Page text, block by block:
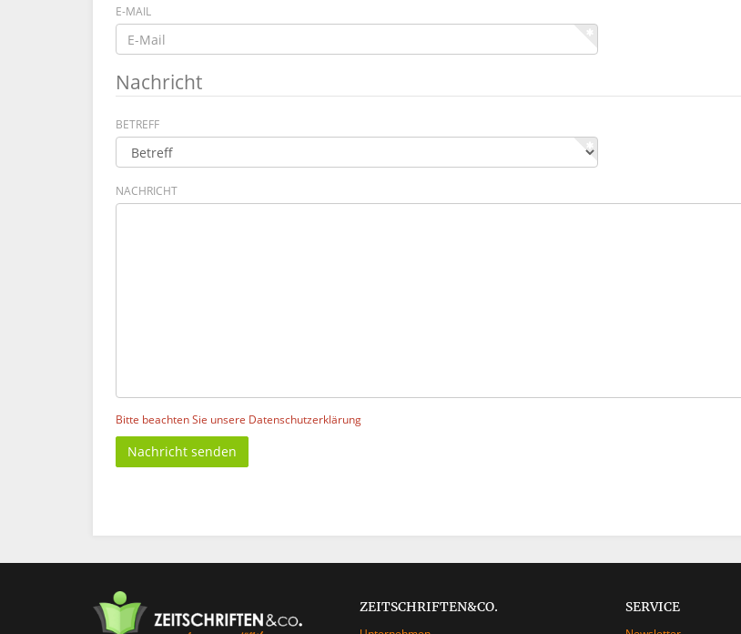
E-MAIL
Nachricht
BETREFF
NACHRICHT
Bitte beachten Sie unsere Datenschutzerklärung
Nachricht senden
ZEITSCHRIFTEN&CO. SERVICE